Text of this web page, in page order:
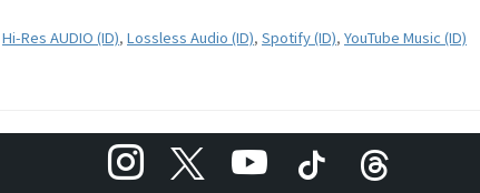
Hi-Res AUDIO (ID), Lossless Audio (ID), Spotify (ID), YouTube Music (ID)